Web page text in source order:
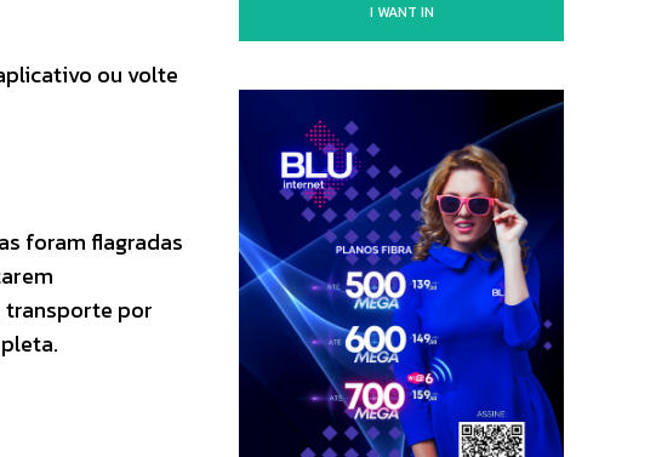
ou volte
foram flagradas
transporte por
I WANT IN